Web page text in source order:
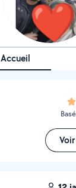
Accueil